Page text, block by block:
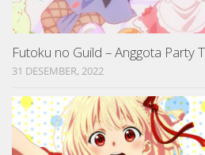
Futoku no Guild – Anggota Party
31 DESEMBER, 2022